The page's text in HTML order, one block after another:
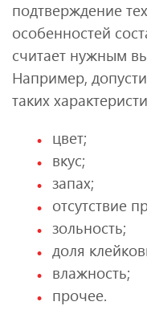
подтверждение
особенностей
считает нужным
Например,
таких
цвет;
вкус;
запах;
отсутствие
зольность;
доля
влажность;
прочее.